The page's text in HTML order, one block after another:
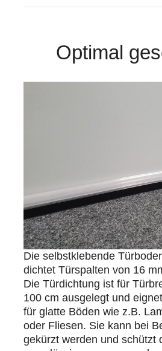
Optimal
Die selbstklebende
dichtet Türspalten von 16
Die Türdichtung ist für
100 cm ausgelegt und
für glatte Böden wie z.B.
oder Fliesen. Sie kann bei
gekürzt werden und schützt